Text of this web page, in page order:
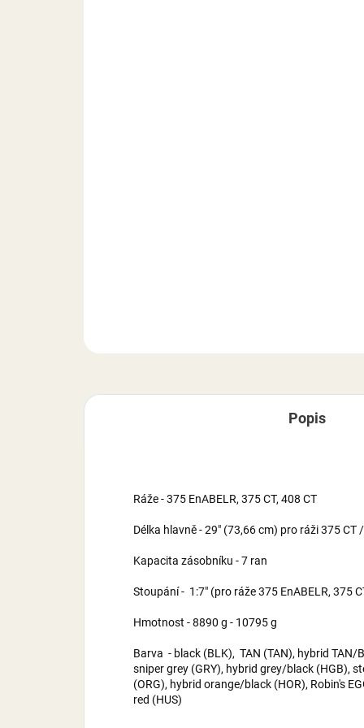
Popis
Ráže - 375 EnABELR, 375 CT, 408 CT
Délka hlavně - 29" (73,66 cm) pro ráži 375
Kapacita zásobníku - 7 ran
Stoupání - 1:7" (pro ráže 375 EnABELR, 375
Hmotnost - 8890 g - 10795 g
Barva - black (BLK), TAN (TAN), hybrid TAN/
sniper grey (GRY), hybrid grey/black (HGB),
(ORG), hybrid orange/black (HOR), Robin's
red (HUS)